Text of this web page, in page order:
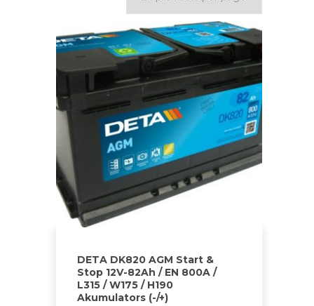
DETA DK820 AGM Start &
Stop 12V-82Ah / EN 800A /
L315 / W175 / H190
Akumulators (-/+)